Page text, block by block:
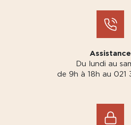
Assistance
Du lundi au
de 9h à 18h au 021